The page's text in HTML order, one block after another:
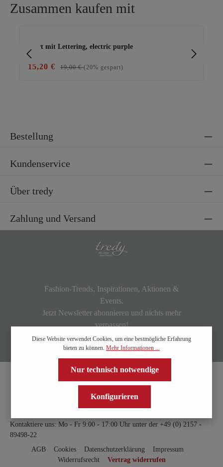
Zusammen kaufen mit
Shirt mit Lettering, electric purple
15,20 € 19,00 €(20% gespart)
Bestellung
Kundenservice
Über tredy
Zahlung und Versand
Fashion-Trends, Inspirationen, Aktionen &
Events.
Jetzt Newsletter abonnieren und nichts mehr
verpassen!
Kontaktiere uns: Mo - Fr 9:00 - 17:00 Uhr unter der +49 (0) 2157 -
89498-22
AGB
Cookies Datenschutzerklärung
Impressum
Widerrufsrecht
Vertrag widerrufen
Diese Website verwendet Cookies, um eine bestmögliche Erfahrung
bieten zu können. Mehr Informationen ...
Nur technisch notwendige
Konfigurieren